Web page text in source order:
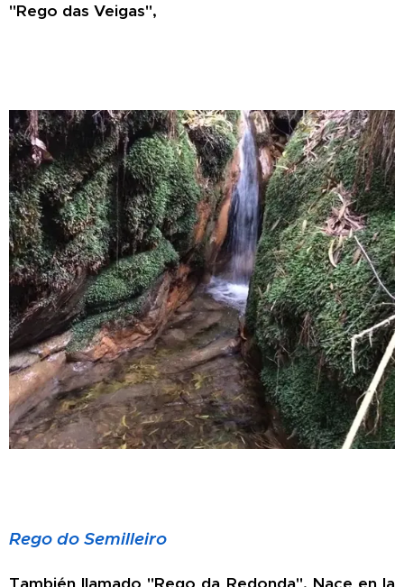
"Rego das Veigas",
Rego do Semilleiro